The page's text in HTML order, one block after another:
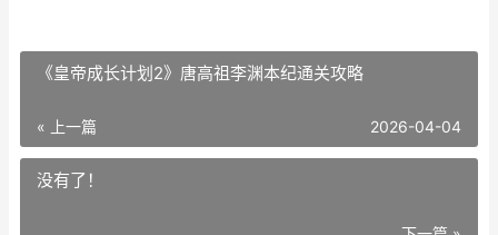
《皇帝成长计划2》唐高祖李渊本纪通关攻略
« 上一篇 2026-04-04
没有了！